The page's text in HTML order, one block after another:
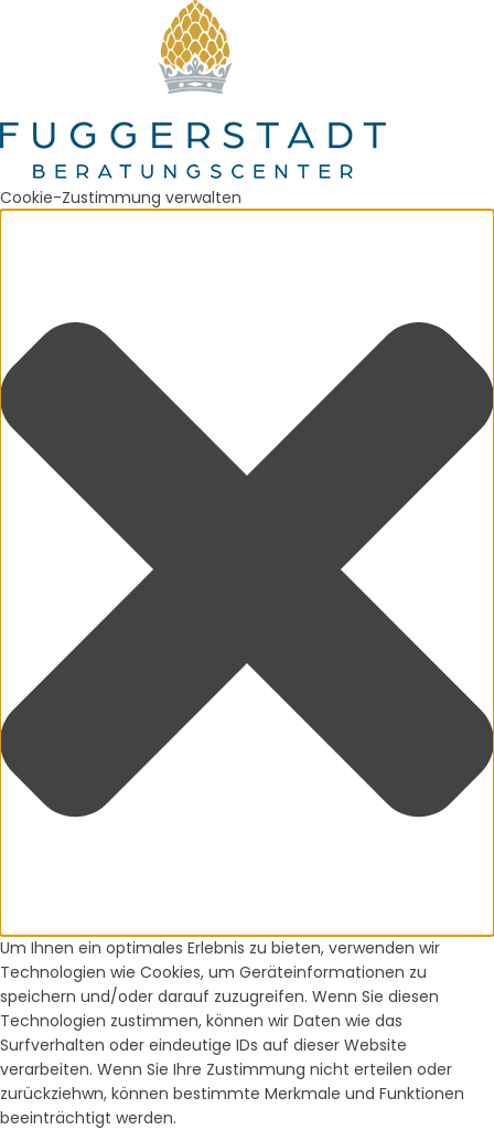
Cookie-Zustimmung verwalten
Um Ihnen ein optimales Erlebnis zu bieten, verwenden wir
Technologien wie Cookies, um Geräteinformationen zu
speichern und/oder darauf zuzugreifen. Wenn Sie diesen
Technologien zustimmen, können wir Daten wie das
Surfverhalten oder eindeutige IDs auf dieser Website
verarbeiten. Wenn Sie Ihre Zustimmung nicht erteilen oder
zurückziehwn, können bestimmte Merkmale und Funktionen
beeinträchtigt werden.